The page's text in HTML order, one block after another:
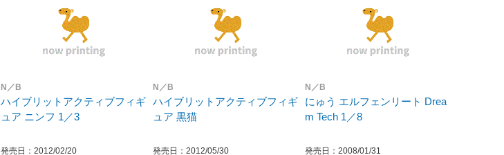
N／B
ハイブリットアクティブフィギ
ュア ニンフ 1／3
発売日：2012/02/20
N／B
ハイブリットアクティブフィギ
ュア 黒猫
発売日：2012/05/30
N／B
にゅう エルフェンリート Drea
m Tech 1／8
発売日：2008/01/31